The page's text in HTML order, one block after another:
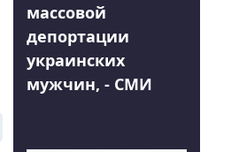
массовой
депортации
украинских
мужчин, - СМИ